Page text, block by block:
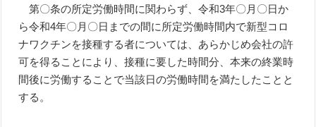
第〇条の所定労働時間に関わらず、令和3年〇月〇日か
ら令和4年〇月〇日までの間に所定労働時間内で新型コロ
ナワクチンを接種する者については、あらかじめ会社の許
可を得ることにより、接種に要した時間分、本来の終業時
間後に労働することで当該日の労働時間を満たしたことと
する。